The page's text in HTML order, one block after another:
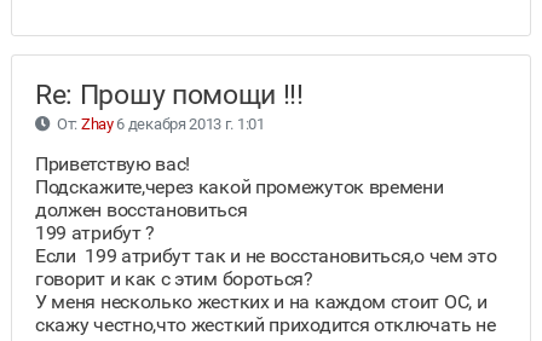
Re: Прошу помощи !!!
От: Zhay6 декабря 2013 г. 1:01
Приветствую вас!
Подскажите,через какой промежуток времени
должен восстановиться
199 атрибут ?
Если 199 атрибут так и не восстановиться,о чем это
говорит и как с этим бороться?
У меня несколько жестких и на каждом стоит ОС, и
скажу честно,что жесткий приходится отключать не